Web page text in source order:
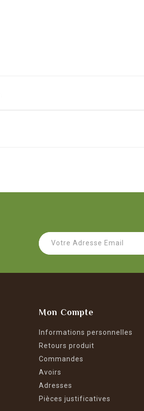
Mon Compte
Informations personnelles
Retours produit
Commandes
Avoirs
Adresses
Pièces justificatives